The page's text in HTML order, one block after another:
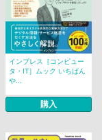
インプレス［コンピュー
タ・IT］ムック いちばん
や...
購入